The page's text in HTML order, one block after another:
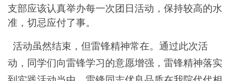
支部应该认真举办每一次团日活动，保持较高的水
准，切忌应付了事。
活动虽然结束，但雷锋精神常在。通过此次活
动，同学们向雷锋学习的意愿增强，雷锋精神落实